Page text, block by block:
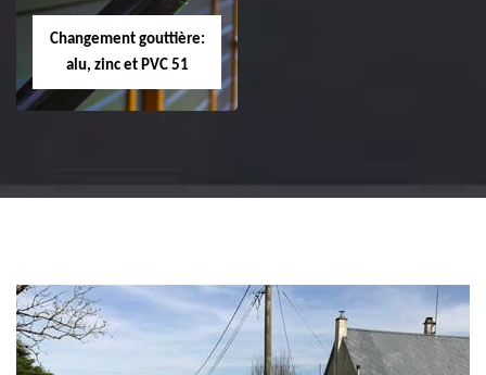
Changement gouttière:
alu, zinc et PVC 51
et PVC 51